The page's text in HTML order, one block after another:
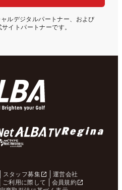
ルデジタルパートナー、および
イトパートナーです。
スタッフ募集
運営会社
ご利用に際して
会員規約